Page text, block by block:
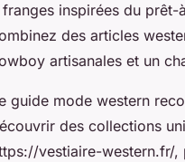
franges inspirées du
des articles
artisanales et un
guide mode western
des collections
vestiaire-western.fr/,